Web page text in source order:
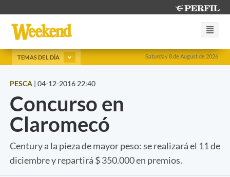
Saturday 8 de August de 2026
TEMAS DEL DÍA
PESCA | 04-12-2016 22:40
Concurso en
Claromecó
Century a la pieza de mayor peso: se realizará el 11 de
diciembre y repartirá $ 350.000 en premios.